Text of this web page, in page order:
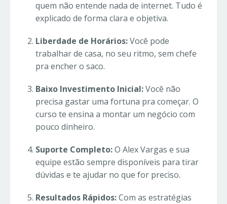
quem não entende nada de internet. Tudo é
explicado de forma clara e objetiva.
Liberdade de Horários:Você pode
trabalhar de casa, no seu ritmo, sem chefe
pra encher o saco.
Baixo Investimento Inicial:Você não
precisa gastar uma fortuna pra começar. O
curso te ensina a montar um negócio com
pouco dinheiro.
Suporte Completo:O Alex Vargas e sua
equipe estão sempre disponíveis para tirar
dúvidas e te ajudar no que for preciso.
Resultados Rápidos:Com as estratégias